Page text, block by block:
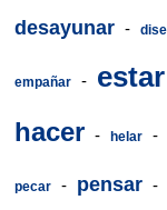
desayunar -
empañar - estar
hacer - helar -
pecar - pensar -